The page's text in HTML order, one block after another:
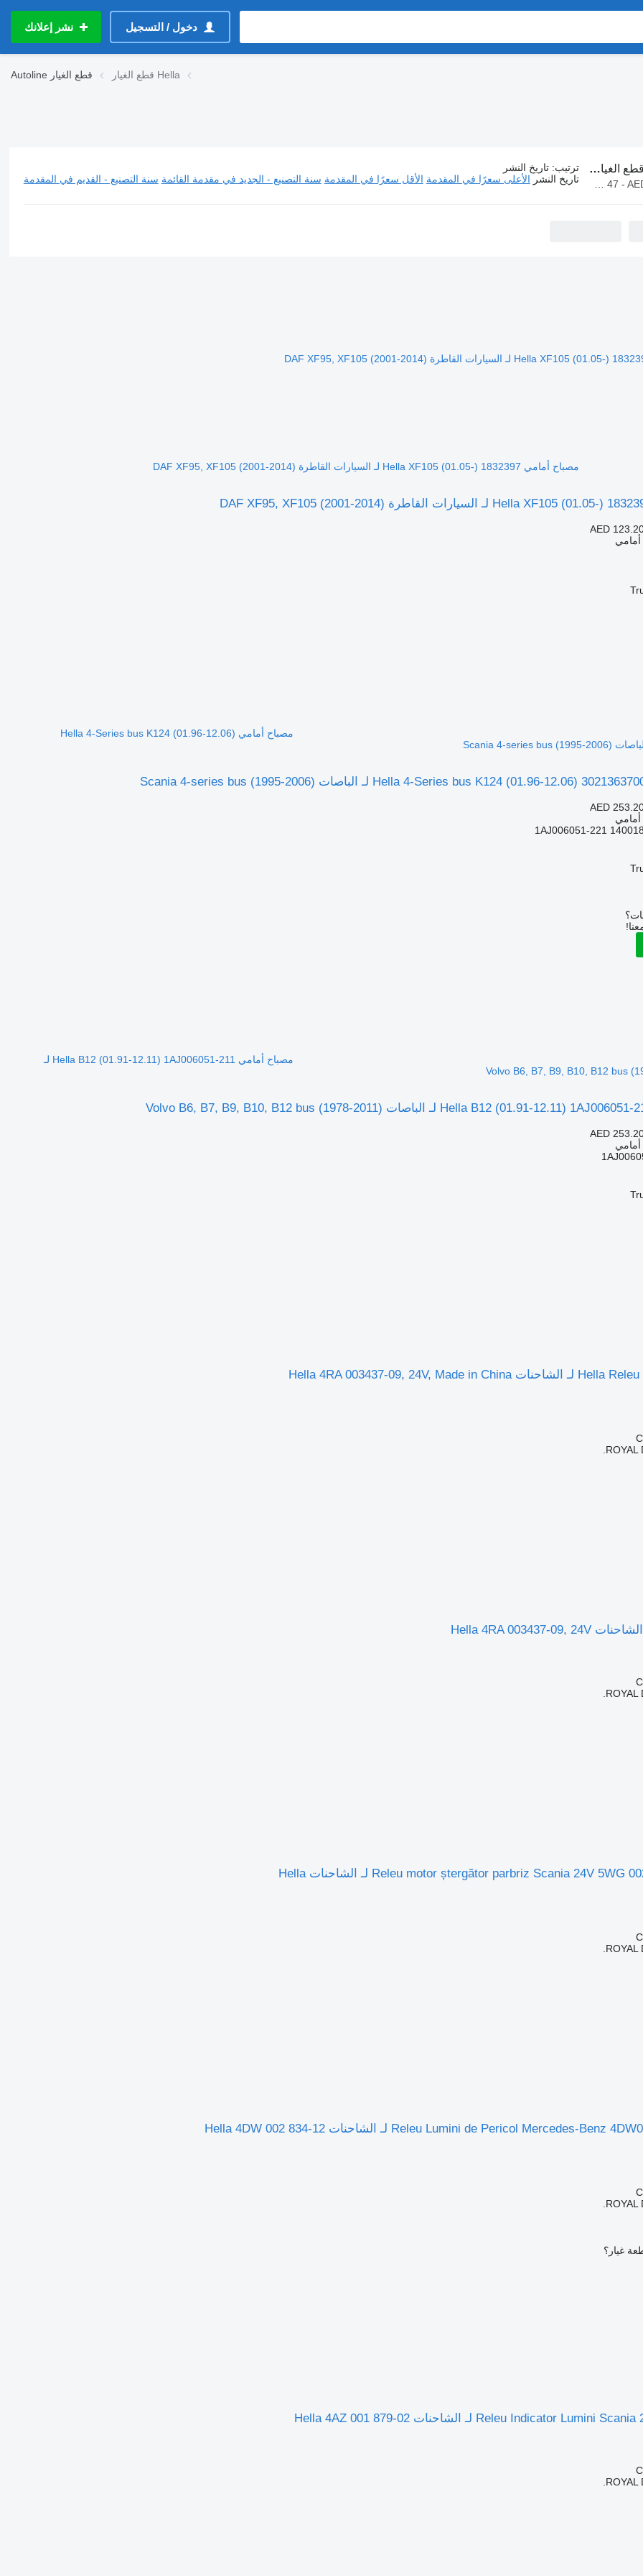
دخول / التسجيل نشر إعلانك
Autoline قطع الغيار قطع الغيار Hella
قطع الغيار Hella
AED 47 -
ترتيب: تاريخ النشر
تاريخ النشر الأعلى سعرًا في المقدمة الأقل سعرًا في المقدمة سنة التصنيع - الجديد في مقدمة القائمة سنة التصنيع - القديم في المقدمة
مصباح أمامي Hella XF105 (01.05-) 1832397 لـ السيارات القاطرة DAF XF95, XF105 (2001-2014)
AED
أمامي
مصباح أمامي Hella 4-Series bus K124 (01.96-12.06)
AED
أمامي
مصباح أمامي Hella B12 (01.91-12.11) 1AJ006051-211 لـ
AED
أمامي
ROYAL
ROYAL
ROYAL
ROYAL
غيار؟
ROYAL